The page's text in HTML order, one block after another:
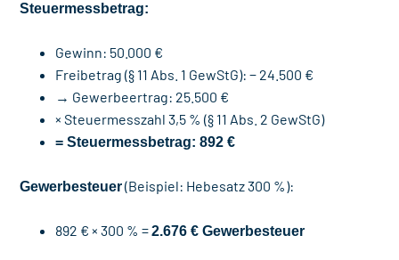
Steuermessbetrag:
Gewinn: 50.000 €
Freibetrag (§ 11 Abs. 1 GewStG): − 24.500 €
→ Gewerbeertrag: 25.500 €
× Steuermesszahl 3,5 % (§ 11 Abs. 2 GewStG)
= Steuermessbetrag: 892 €
Gewerbesteuer(Beispiel: Hebesatz 300 %):
892 € × 300 % =2.676 € Gewerbesteuer